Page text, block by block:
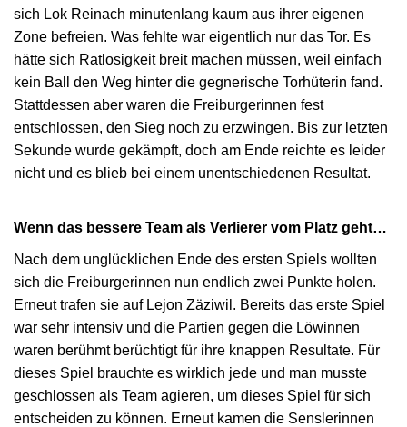
sich Lok Reinach minutenlang kaum aus ihrer eigenen
Zone befreien. Was fehlte war eigentlich nur das Tor. Es
hätte sich Ratlosigkeit breit machen müssen, weil einfach
kein Ball den Weg hinter die gegnerische Torhüterin fand.
Stattdessen aber waren die Freiburgerinnen fest
entschlossen, den Sieg noch zu erzwingen. Bis zur letzten
Sekunde wurde gekämpft, doch am Ende reichte es leider
nicht und es blieb bei einem unentschiedenen Resultat.
Wenn das bessere Team als Verlierer vom Platz geht…
Nach dem unglücklichen Ende des ersten Spiels wollten
sich die Freiburgerinnen nun endlich zwei Punkte holen.
Erneut trafen sie auf Lejon Zäziwil. Bereits das erste Spiel
war sehr intensiv und die Partien gegen die Löwinnen
waren berühmt berüchtigt für ihre knappen Resultate. Für
dieses Spiel brauchte es wirklich jede und man musste
geschlossen als Team agieren, um dieses Spiel für sich
entscheiden zu können. Erneut kamen die Senslerinnen